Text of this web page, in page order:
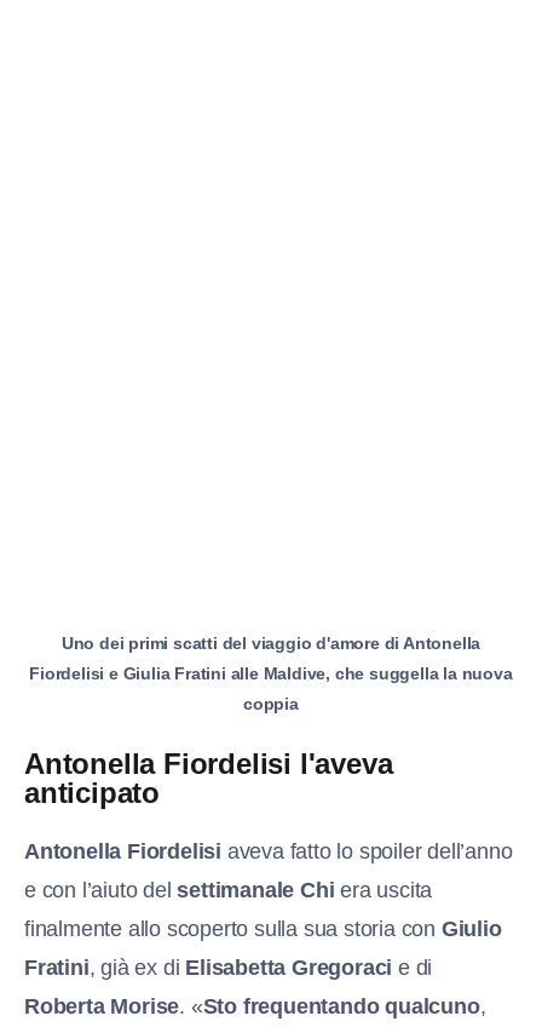
Uno dei primi scatti del viaggio d'amore di Antonella
Fiordelisi e Giulia Fratini alle Maldive, che suggella la nuova
coppia
Antonella Fiordelisi l'aveva
anticipato
Antonella Fiordelisi aveva fatto lo spoiler dell’anno
e con l’aiuto delsettimanale Chi era uscita
finalmente allo scoperto sulla sua storia con Giulio
Fratini, già ex di Elisabetta Gregoraci e di
Roberta Morise. «Sto frequentando qualcuno,